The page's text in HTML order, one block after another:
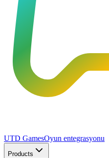
UTD GamesOyun entegrasyonu
Products